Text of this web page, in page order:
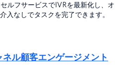
ルフサービスでIVRを最新化し、オ
入なしでタスクを完了できます。
ネル顧客エンゲージメント